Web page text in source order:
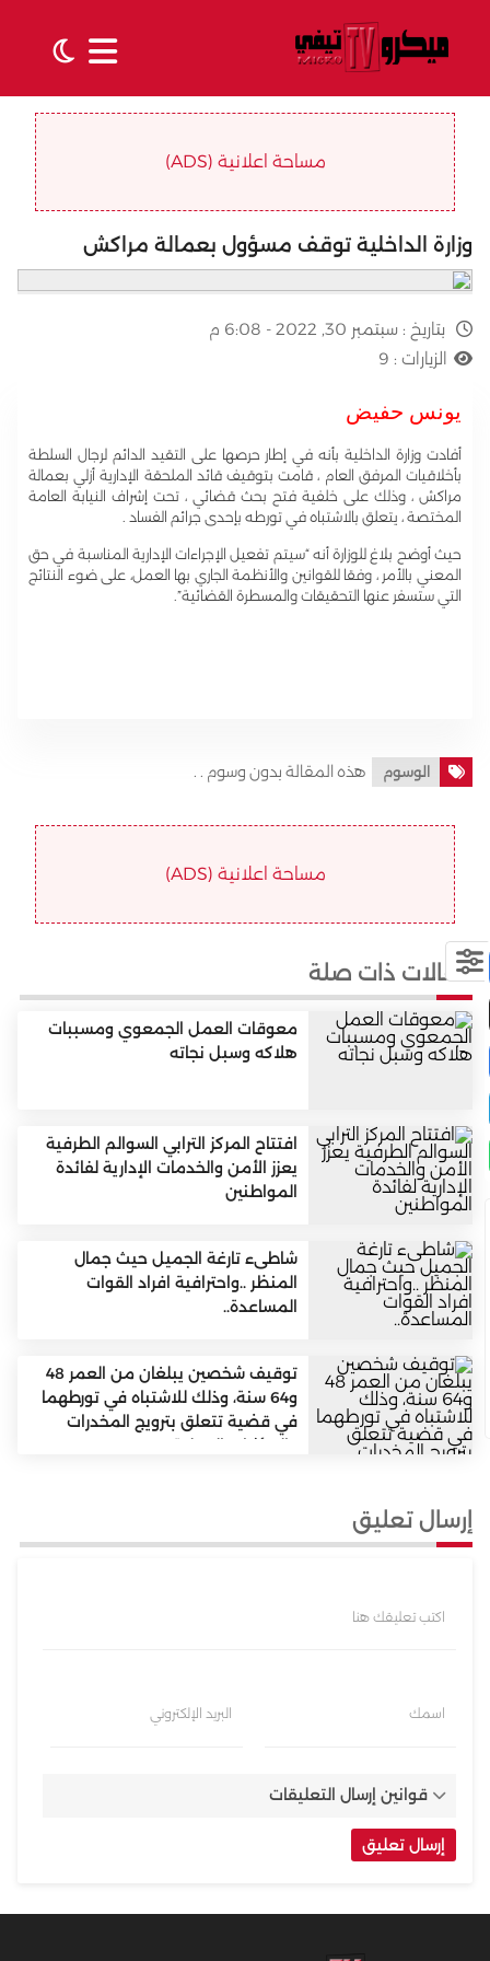
مساحة اعلانية (ADS)
وزارة الداخلية توقف مسؤول بعمالة مراكش
بتاريخ : سبتمبر 30, 2022 - 6:08 م
الزيارات : 9
يونس حفيض
أفادت وزارة الداخلية بأنه في إطار حرصها على التقيد الدائم لرجال السلطة
بأخلاقيات المرفق العام ، قامت بتوقيف قائد الملحقة الإدارية أزلي بعمالة
مراكش ، وذلك على خلفية فتح بحث قضائي ، تحت إشراف النيابة العامة
المختصة ، يتعلق بالاشتباه في تورطه بإحدى جرائم الفساد .
حيث أوضح بلاغ للوزارة أنه “سيتم تفعيل الإجراءات الإدارية المناسبة في حق
المعني بالأمر ، وفقا للقوانين والأنظمة الجاري بها العمل، على ضوء النتائج
التي ستسفر عنها التحقيقات والمسطرة القضائية”.
الوسوم هذه المقالة بدون وسوم . .
مساحة اعلانية (ADS)
مقالات ذات صلة
معوقات العمل الجمعوي ومسببات
هلاكه وسبل نجاته
افتتاح المركز الترابي السوالم الطرفية
يعزز الأمن والخدمات الإدارية لفائدة
المواطنين
شاطىء تارغة الجميل حيث جمال
المنظر ..واحترافية افراد القوات
المساعدة..
توقيف شخصين يبلغان من العمر 48
و64 سنة، وذلك للاشتباه في تورطهما
في قضية تتعلق بترويج المخدرات
والمؤثرات العقلية
إرسال تعليق
اكتب تعليقك هنا
اسمك البريد الإلكتروني
قوانين إرسال التعليقات